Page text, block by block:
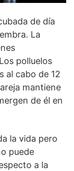
de día
La
polluelos
al cabo de 12
mantiene
de él en
la vida pero
puede
a la